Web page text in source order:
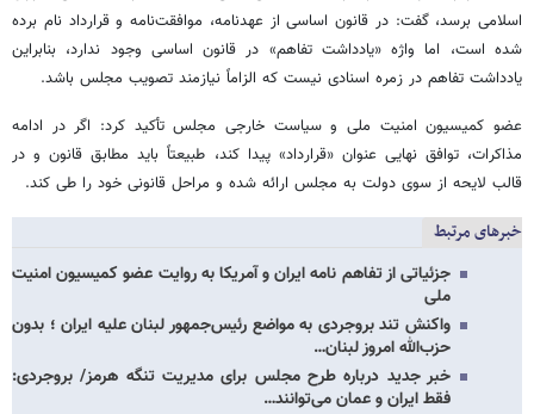
اسلامی برسد، گفت: در قانون اساسی از عهدنامه، موافقت‌نامه و قرارداد نام برده
شده است، اما واژه «یادداشت تفاهم» در قانون اساسی وجود ندارد، بنابراین
یادداشت تفاهم در زمره اسنادی نیست که الزاماً نیازمند تصویب مجلس باشد.
عضو کمیسیون امنیت ملی و سیاست خارجی مجلس تأکید کرد: اگر در ادامه
مذاکرات، توافق نهایی عنوان «قرارداد» پیدا کند، طبیعتاً باید مطابق قانون و در
قالب لایحه از سوی دولت به مجلس ارائه شده و مراحل قانونی خود را طی کند.
خبرهای مرتبط
جزئیاتی از تفاهم نامه ایران و آمریکا به روایت عضو کمیسیون امنیت
ملی
واکنش تند بروجردی به مواضع رئیس‌جمهور لبنان علیه ایران ؛ بدون
حزب‌الله امروز لبنان…
خبر جدید درباره طرح مجلس برای مدیریت تنگه هرمز/ بروجردی:
فقط ایران و عمان می‌توانند…